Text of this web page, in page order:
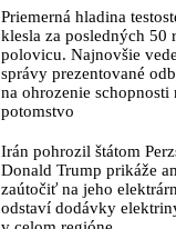
Priemerná hladina
klesla za posledných 50
polovicu. Najnovšie
správy prezentované
na ohrozenie
potomstvo
Irán pohrozil štátom
Donald Trump prikáže
zaútočiť na jeho
odstaví dodávky